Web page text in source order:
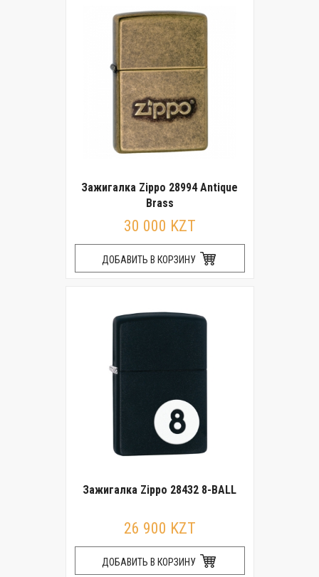
Зажигалка Zippo 28994 Antique
Brass
30 000 KZT
ДОБАВИТЬ В КОРЗИНУ
Зажигалка Zippo 28432 8-BALL
26 900 KZT
ДОБАВИТЬ В КОРЗИНУ